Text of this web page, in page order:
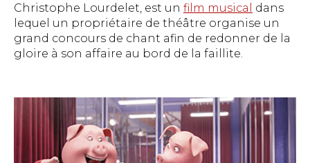
Christophe Lourdelet, est un film musical
dans
lequel un propriétaire de théâtre organise un
grand concours de chant afin de redonner de la
gloire à son affaire au bord de la faillite.